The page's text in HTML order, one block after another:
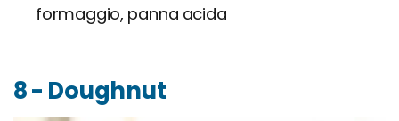
formaggio, panna acida
8 - Doughnut